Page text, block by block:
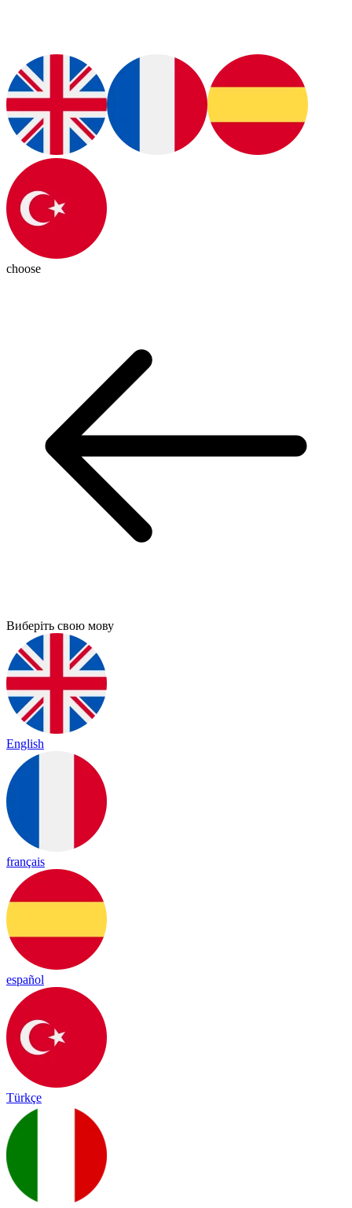
choose
Виберіть свою мову
English
français
español
Türkçe